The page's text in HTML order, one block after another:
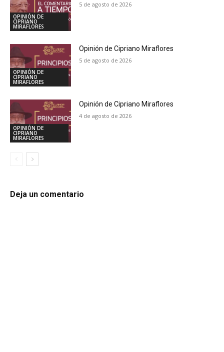
OPINIÓN DE
CIPRIANO
MIRAFLORES
5 de agosto de 2026
OPINIÓN DE
CIPRIANO
MIRAFLORES
Opinión de Cipriano Miraflores
5 de agosto de 2026
OPINIÓN DE
CIPRIANO
MIRAFLORES
Opinión de Cipriano Miraflores
4 de agosto de 2026
Deja un comentario